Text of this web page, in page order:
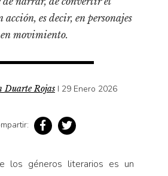
acción, es decir, en personajes
en movimiento.
Duarte Rojas I 29 Enero 2026
los géneros literarios es un